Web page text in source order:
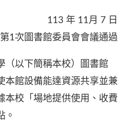
月 7 日
1次圖書館委員會會議通過
（以下簡稱本校）圖書館
本館設備能達資源共享並兼
本校「場地提供使用、收費
。